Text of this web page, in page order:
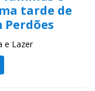
tarde de
Perdões
e Lazer